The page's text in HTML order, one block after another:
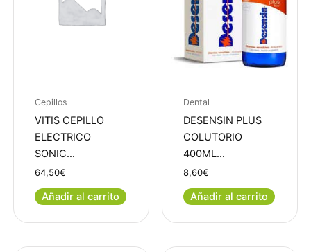
Cepillos
VITIS CEPILLO
ELECTRICO
SONIC…
64,50€
Añadir al carrito
Dental
DESENSIN PLUS
COLUTORIO
400ML…
8,60€
Añadir al carrito